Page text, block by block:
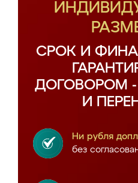
СРОК И
ДОГОВОРОМ
И
Ни рубля
без